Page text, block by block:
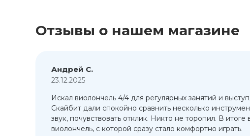
Отзывы о нашем магазине
Андрей С.
23.12.2025
Искал виолончель 4/4 для регулярных занятий и
Скайбит дали спокойно сравнить несколько
звук, почувствовать отклик. Никто не торопил. В итоге
виолончель, с которой сразу стало комфортно играть.